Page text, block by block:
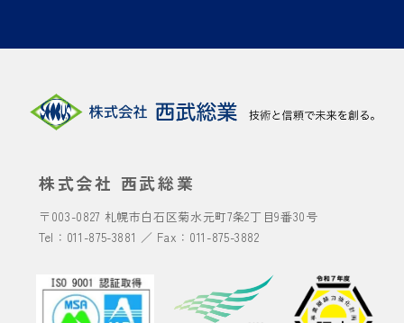
株式会社 西武総業
〒003-0827 札幌市白石区菊水元町7条2丁目9番30号
Tel： 011-875-3881 ／ Fax：011-875-3882